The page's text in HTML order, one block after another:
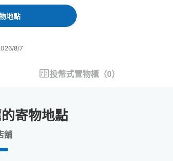
forward
to
the
calendar
select
the
backward
interact
select
the
地點
8/7
投幣式置物櫃 （0）
寄物地點
舖